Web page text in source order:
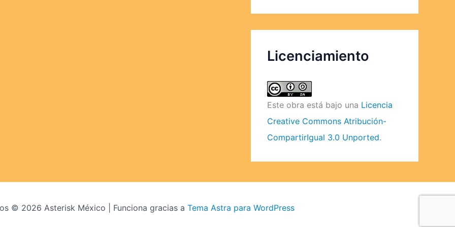
Licenciamiento
Este obra está bajo una Licencia
Creative Commons Atribución-
CompartirIgual 3.0 Unported.
© 2026 Asterisk México | Funciona gracias a Tema Astra para WordPress